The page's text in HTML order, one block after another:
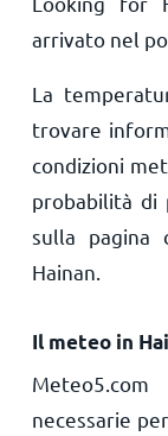
arrivato nel
La
trovare
condizioni
probabilità di
sulla pagina
Hainan.
Il meteo in
necessarie